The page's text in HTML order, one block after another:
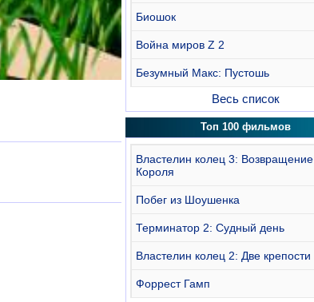
Биошок
Война миров Z 2
Безумный Макс: Пустошь
Весь список
Топ 100 фильмов
Властелин колец 3: Возвращение
Короля
Побег из Шоушенка
Терминатор 2: Судный день
Властелин колец 2: Две крепости
Форрест Гамп